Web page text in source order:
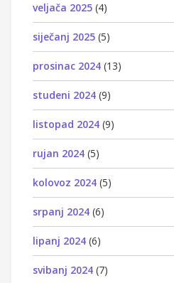
veljača 2025 (4)
siječanj 2025 (5)
prosinac 2024 (13)
studeni 2024 (9)
listopad 2024 (9)
rujan 2024 (5)
kolovoz 2024 (5)
srpanj 2024 (6)
lipanj 2024 (6)
svibanj 2024 (7)